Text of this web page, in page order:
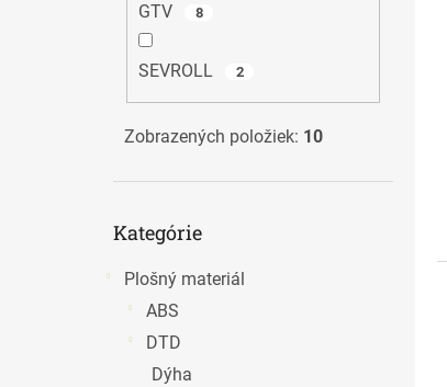
GTV 8
SEVROLL 2
Zobrazených položiek: 10
kategórie
Kategórie
Plošný materiál
ABS
DTD
Dýha